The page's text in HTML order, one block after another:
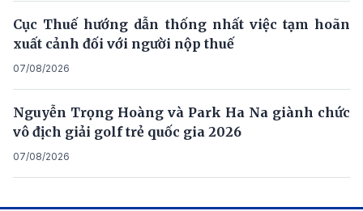
Cục Thuế hướng dẫn thống nhất việc tạm hoãn
xuất cảnh đối với người nộp thuế
07/08/2026
Nguyễn Trọng Hoàng và Park Ha Na giành chức
vô địch giải golf trẻ quốc gia 2026
07/08/2026